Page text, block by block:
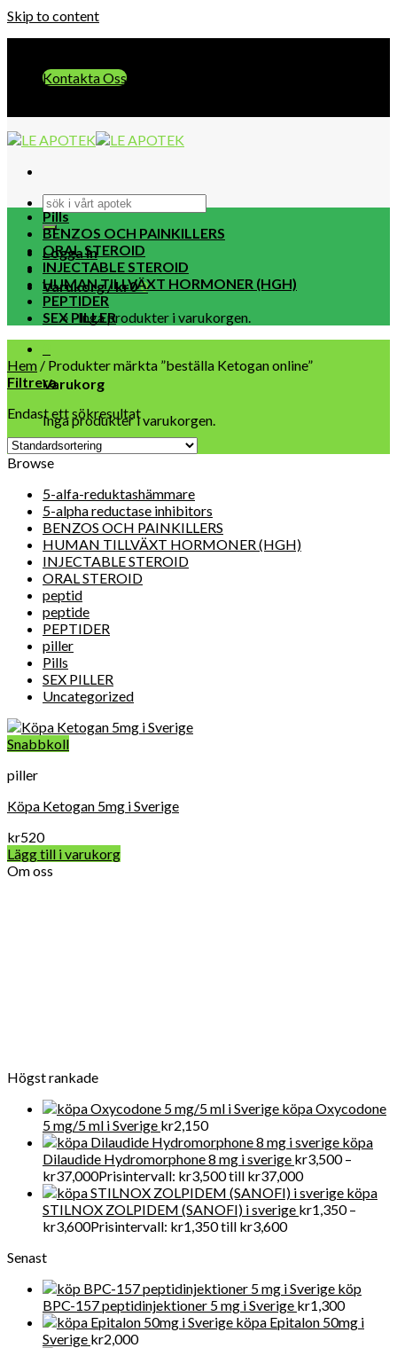
Skip to content
Kontakta Oss
Logga in
Varukorg /kr00
Inga produkter i varukorgen.
Varukorg
Inga produkter i varukorgen.
Pills
BENZOS OCH PAINKILLERS
ORAL STEROID
INJECTABLE STEROID
HUMAN TILLVÄXT HORMONER (HGH)
PEPTIDER
SEX PILLER
Hem / Produkter märkta ”beställa Ketogan online”
Filtrera
Endast ett sökresultat
Browse
5-alfa-reduktashämmare
5-alpha reductase inhibitors
BENZOS OCH PAINKILLERS
HUMAN TILLVÄXT HORMONER (HGH)
INJECTABLE STEROID
ORAL STEROID
peptid
peptide
PEPTIDER
piller
Pills
SEX PILLER
Uncategorized
Snabbkoll
piller
Köpa Ketogan 5mg i Sverige
kr520
Lägg till i varukorg
Om oss
Högst rankade
köpa Oxycodone
5 mg/5 ml i Sverige kr2,150
köpa
Dilaudide Hydromorphone 8 mg i sverige kr3,500 –
kr37,000Prisintervall: kr3,500 till kr37,000
köpa
STILNOX ZOLPIDEM (SANOFI) i sverige kr1,350 –
kr3,600Prisintervall: kr1,350 till kr3,600
Senast
köp
BPC-157 peptidinjektioner 5 mg i Sverige kr1,300
köpa Epitalon 50mg i
Sverige kr2,000